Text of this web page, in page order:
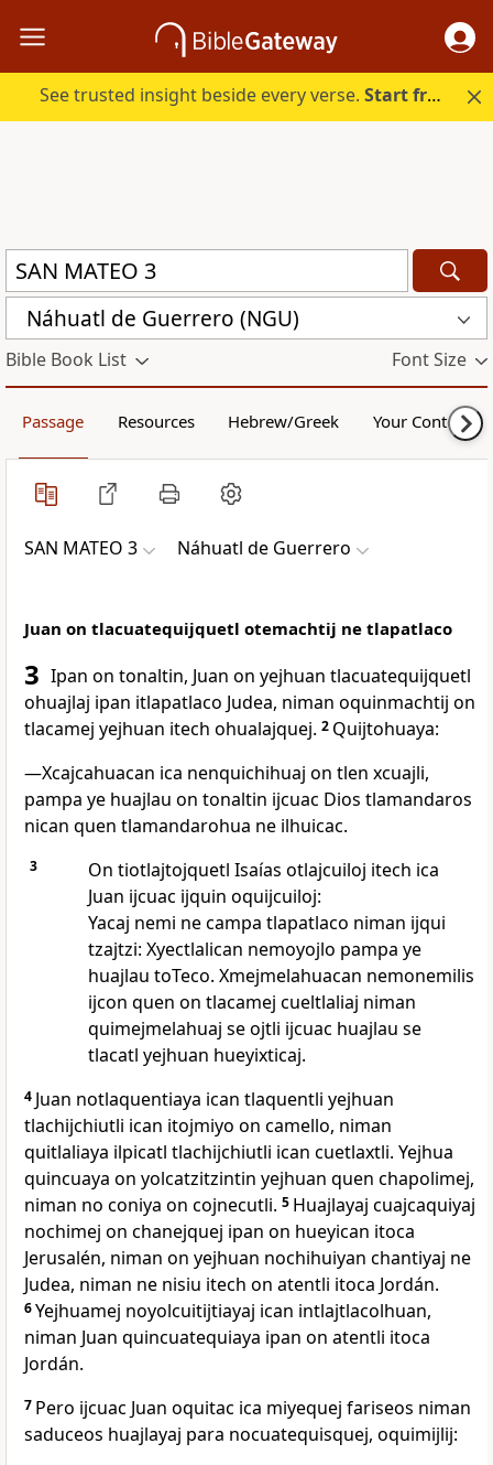
See trusted insight beside every verse.Start free.
Náhuatl de Guerrero (NGU)
Bible Book List Font Size
Passage Resources Hebrew/Greek Your Content
SAN MATEO 3 Náhuatl de Guerrero
Juan on tlacuatequijquetl otemachtij ne tlapatlaco
3 Ipan on tonaltin, Juan on yejhuan tlacuatequijquetl
ohuajlaj ipan itlapatlaco Judea, niman oquinmachtij on
tlacamej yejhuan itech ohualajquej. 2 Quijtohuaya:
―Xcajcahuacan ica nenquichihuaj on tlen xcuajli,
pampa ye huajlau on tonaltin ijcuac Dios tlamandaros
nican quen tlamandarohua ne ilhuicac.
3
On tiotlajtojquetl Isaías otlajcuiloj itech ica
Juan ijcuac ijquin oquijcuiloj:
Yacaj nemi ne campa tlapatlaco niman ijqui
tzajtzi: Xyectlalican nemoyojlo pampa ye
huajlau toTeco. Xmejmelahuacan nemonemilis
ijcon quen on tlacamej cueltlaliaj niman
quimejmelahuaj se ojtli ijcuac huajlau se
tlacatl yejhuan hueyixticaj.
4 Juan notlaquentiaya ican tlaquentli yejhuan
tlachijchiutli ican itojmiyo on camello, niman
quitlaliaya ilpicatl tlachijchiutli ican cuetlaxtli. Yejhua
quincuaya on yolcatzitzintin yejhuan quen chapolimej,
niman no coniya on cojnecutli. 5 Huajlayaj cuajcaquiyaj
nochimej on chanejquej ipan on hueyican itoca
Jerusalén, niman on yejhuan nochihuiyan chantiyaj ne
Judea, niman ne nisiu itech on atentli itoca Jordán.
6Yejhuamej noyolcuitijtiayaj ican intlajtlacolhuan,
niman Juan quincuatequiaya ipan on atentli itoca
Jordán.
7 Pero ijcuac Juan oquitac ica miyequej fariseos niman
saduceos huajlayaj para nocuatequisquej, oquimijlij: